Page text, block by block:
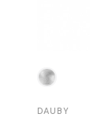
DAUBY